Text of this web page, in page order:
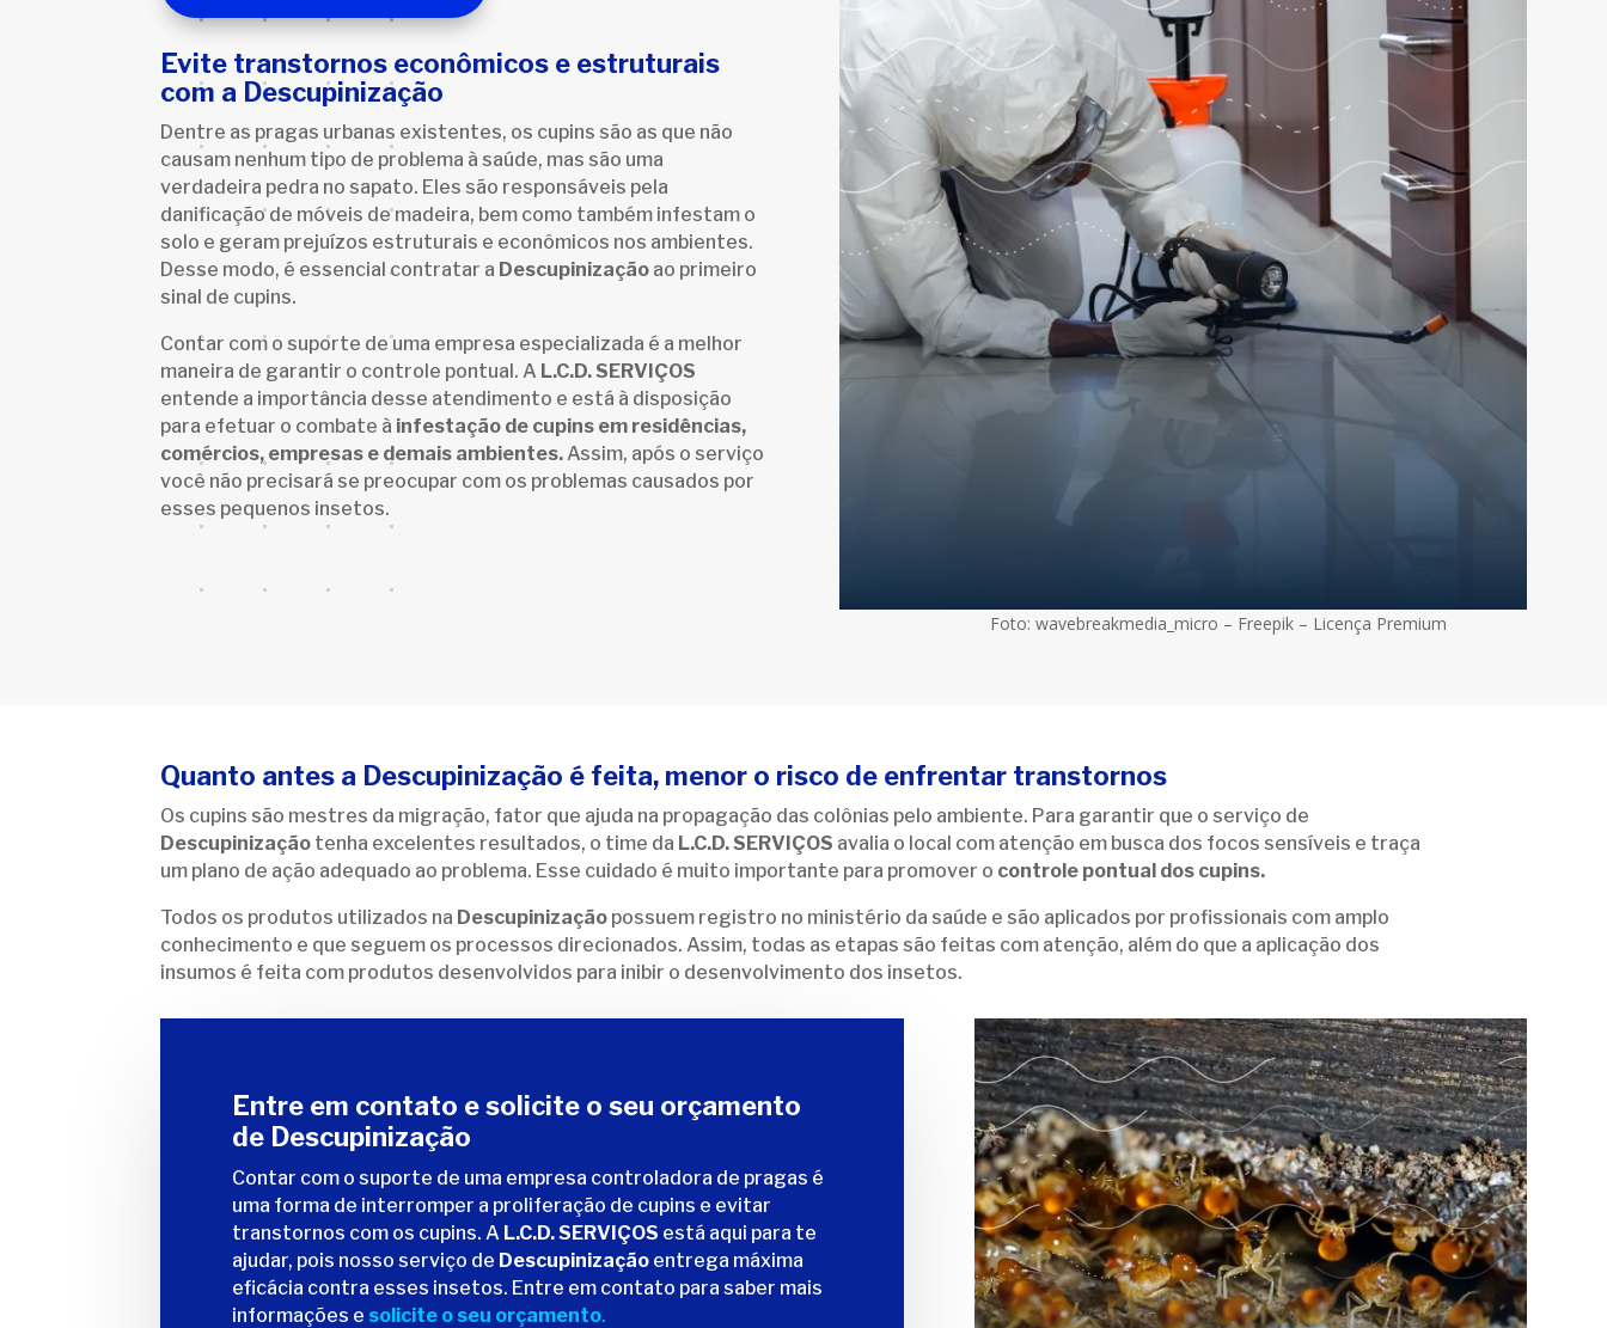
Evite transtornos econômicos e estruturais
com a Descupinização
Dentre as pragas urbanas existentes, os cupins são as que não
causam nenhum tipo de problema à saúde, mas são uma
verdadeira pedra no sapato. Eles são responsáveis pela
danificação de móveis de madeira, bem como também infestam o
solo e geram prejuízos estruturais e econômicos nos ambientes.
Desse modo, é essencial contratar a Descupinização ao primeiro
sinal de cupins.
Contar com o suporte de uma empresa especializada é a melhor
maneira de garantir o controle pontual. A L.C.D. SERVIÇOS
entende a importância desse atendimento e está à disposição
para efetuar o combate à infestação de cupins em residências,
comércios, empresas e demais ambientes.Assim, após o serviço
você não precisará se preocupar com os problemas causados por
esses pequenos insetos.
Foto: wavebreakmedia_micro – Freepik – Licença Premium
Quanto antes a Descupinização é feita, menor o risco de enfrentar transtornos
Os cupins são mestres da migração, fator que ajuda na propagação das colônias pelo ambiente. Para garantir que o serviço de
Descupinização tenha excelentes resultados, o time da L.C.D. SERVIÇOS avalia o local com atenção em busca dos focos sensíveis e traça
um plano de ação adequado ao problema. Esse cuidado é muito importante para promover o controle pontual dos cupins.
Todos os produtos utilizados na Descupinização possuem registro no ministério da saúde e são aplicados por profissionais com amplo
conhecimento e que seguem os processos direcionados. Assim, todas as etapas são feitas com atenção, além do que a aplicação dos
insumos é feita com produtos desenvolvidos para inibir o desenvolvimento dos insetos.
Entre em contato e solicite o seu orçamento
de Descupinização
Contar com o suporte de uma empresa controladora de pragas é
uma forma de interromper a proliferação de cupins e evitar
transtornos com os cupins. A L.C.D. SERVIÇOS está aqui para te
ajudar, pois nosso serviço de Descupinização entrega máxima
eficácia contra esses insetos. Entre em contato para saber mais
informações e solicite o seu orçamento.